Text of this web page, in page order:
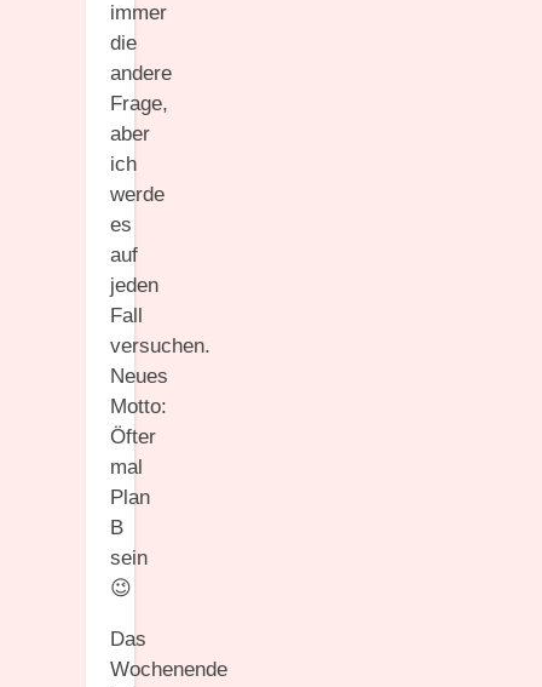
immer
die
andere
Frage,
aber
ich
werde
es
auf
jeden
Fall
versuchen.
Neues
Motto:
Öfter
mal
Plan
B
sein
😉
Das
Wochenende